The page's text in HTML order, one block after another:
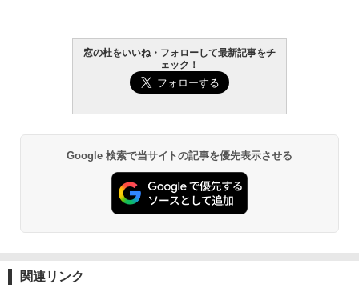
AIイラスト表現辞典: 思い通りの絵を引き
出す プロンプトの言葉 AI画像生成シリー
ズ (はぴーイラストLabo)
ClaudeCode いちばんやさしい 教科書:
方 マニュアル AI副業にもコンテンツ作成
にもKindle出版にも！ 非エンジニアのた
めのAIコーディング入門シリーズ
Amazon Kindle - 目に優しい、かさばら
ない、大きな画面で読みやすい、6週間持
続バッテリー、6インチディスプレイ電子
￥19,980
Kindle Paperwhite シグニチャーエディ
ション (32GB) 7インチディスプレイ、明
窓の杜をいいね・フォローして最新記事をチ
ェック！
Google 検索で当サイトの記事を優先表示させる
関連リンク